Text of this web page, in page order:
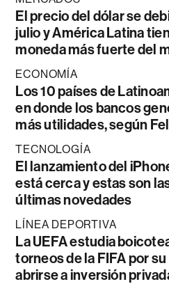
El precio del dólar se
julio y América Latina
moneda más fuerte del
ECONOMÍA
Los 10 países de
en donde los bancos
más utilidades, según
TECNOLOGÍA
El lanzamiento del
está cerca y estas son
últimas novedades
LÍNEA DEPORTIVA
La UEFA estudia
torneos de la FIFA por
abrirse a inversión